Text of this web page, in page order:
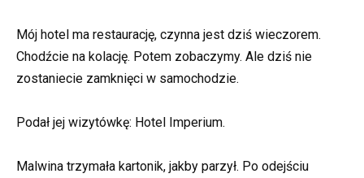
Mój hotel ma restaurację, czynna jest dziś wieczorem.
Chodźcie na kolację. Potem zobaczymy. Ale dziś nie
zostaniecie zamknięci w samochodzie.
Podał jej wizytówkę: Hotel Imperium.
Malwina trzymała kartonik, jakby parzył. Po odejściu